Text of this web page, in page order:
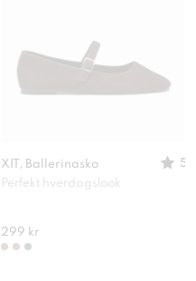
XIT, Ballerinasko
5
Perfekt hverdagslook
299 kr